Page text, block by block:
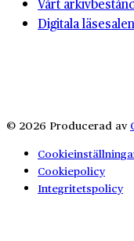
Digitala läsesalen
© 2026 Producerad av
Cookiepolicy
Integritetspolicy